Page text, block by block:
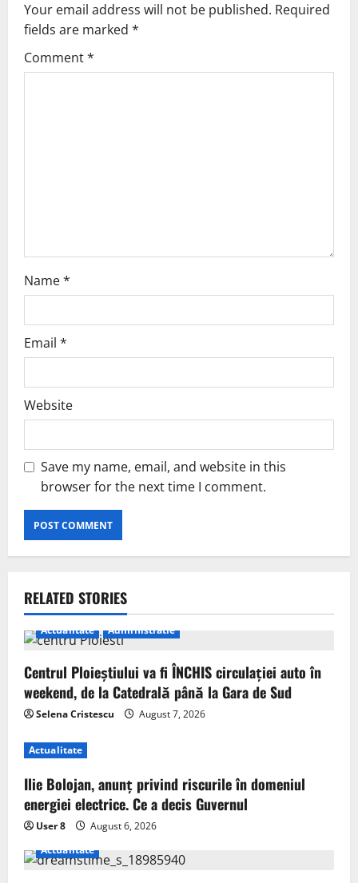
Your email address will not be published. Required
fields are marked *
Comment*
Name*
Email *
Website
Save my name, email, and website in this
browser for the next time I comment.
RELATED STORIES
Actualitate Administratie
Centrul Ploieștiului va fi ÎNCHIS circulației auto în
weekend, de la Catedrală până la Gara de Sud
Selena Cristescu August 7, 2026
Actualitate
Ilie Bolojan, anunț privind riscurile în domeniul
energiei electrice. Ce a decis Guvernul
User 8
August 6, 2026
Actualitate